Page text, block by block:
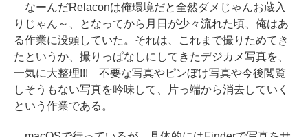
なーんだRelaconは俺環境だと全然ダメじゃんお蔵入
りじゃん～、となってから月日が少々流れた頃、俺はあ
る作業に没頭していた。それは、これまで撮りためてき
たというか、撮りっぱなしにしてきたデジカメ写真を、
一気に大整理!!! 不要な写真やピンぼけ写真や今後閲覧
しそうもない写真を吟味して、片っ端から消去していく
という作業である。